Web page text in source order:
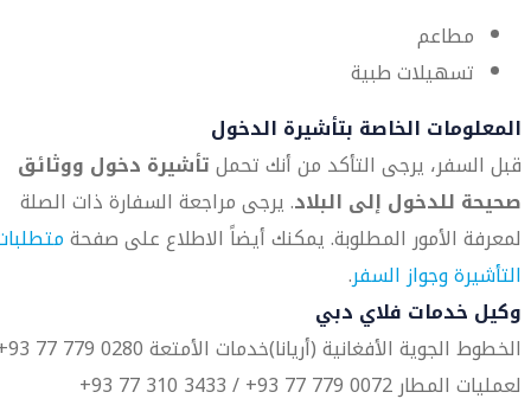
مطاعم
تسهيلات طبية
المعلومات الخاصة بتأشيرة الدخول
قبل السفر، يرجى التأكد من أنك تحملتأشيرة دخول ووثائق
صحيحة للدخول إلى البلاد. يرجى مراجعة السفارة ذات الصلة
لمعرفة الأمور المطلوبة. يمكنك أيضاً الاطلاع على صفحة
التأشيرة وجواز السفر.
وكيل خدمات فلاي دبي
الخطوط الجوية الأفغانية (أريانا)خدمات الأمتعة 0280 779 77 93+
لعمليات المطار 0072 779 77 93+ / 3433 310 77 93+